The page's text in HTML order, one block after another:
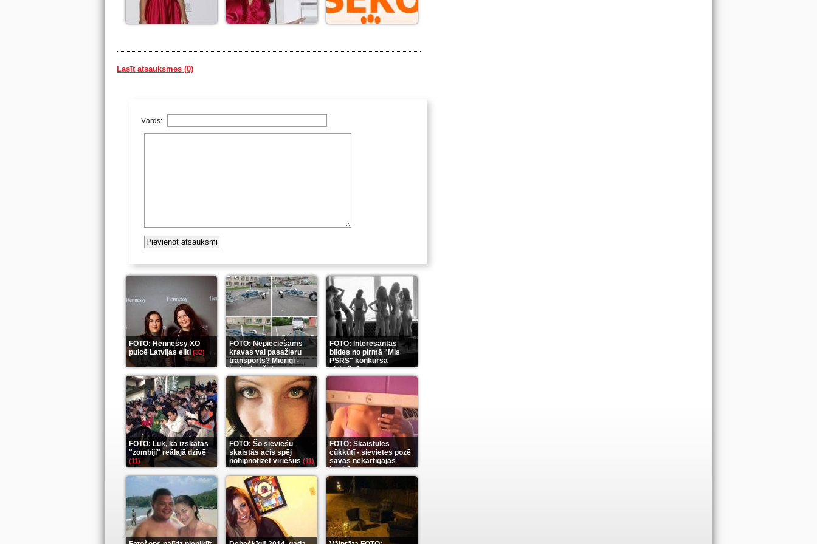
Lasīt atsauksmes (0)
Vārds:
FOTO: Hennessy XO
pulcē Latvijas eliti(32)
FOTO: Nepieciešams
kravas vai pasažieru
transports? Mierīgi -
ieskaties šeit(35)
FOTO: Interesantas
bildes no pirmā "Mis
PSRS" konkursa
aizkulisēm(12)
FOTO: Lūk, kā izskatās
"zombiji" reālajā dzīvē
(11)
FOTO: Šo sieviešu
skaistās acis spēj
nohipnotizēt vīriešus (11)
FOTO: Skaistules
cūkkūtī - sievietes pozē
savās nekārtīgajās
istabās(12)